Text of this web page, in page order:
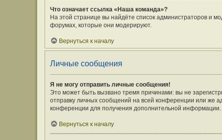
Что означает ссылка «Наша команда»?
На этой странице вы найдёте список администраторов и
форумах, которые они модерируют.
Вернуться к началу
Личные сообщения
Я не могу отправить личные сообщения!
Это может быть вызвано тремя причинами: вы не
отправку личных сообщений на всей конференции или же
конференции для получения дополнительной информации.
Вернуться к началу